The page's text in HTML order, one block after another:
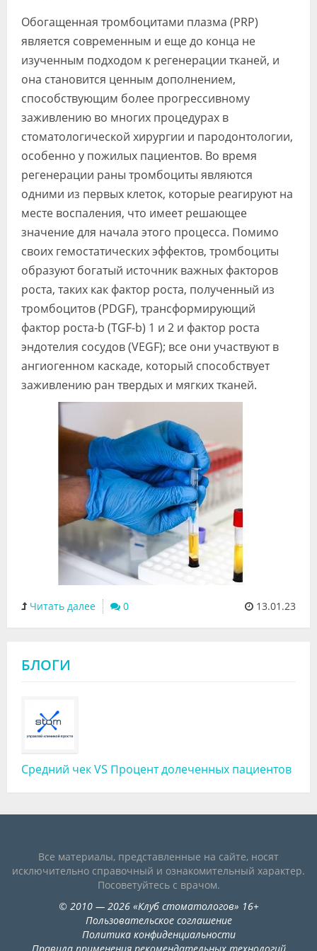
Форум
Клиники
Специалисты
Галерея
Блоги
Лаборатории
Обогащенная тромбоцитами плазма (PRP)
является современным и еще до конца не
изученным подходом к регенерации тканей, и
она становится ценным дополнением,
способствующим более прогрессивному
заживлению во многих процедурах в
стоматологической хирургии и пародонтологии,
особенно у пожилых пациентов. Во время
регенерации раны тромбоциты являются
одними из первых клеток, которые реагируют на
месте воспаления, что имеет решающее
значение для начала этого процесса. Помимо
своих гемостатических эффектов, тромбоциты
образуют богатый источник важных факторов
роста, таких как фактор роста, полученный из
тромбоцитов (PDGF), трансформирующий
фактор роста-b (TGF-b) 1 и 2 и фактор роста
эндотелия сосудов (VEGF); все они участвуют в
ангиогенном каскаде, который способствует
заживлению ран твердых и мягких тканей.
Читать далее 0 13.01.23
БЛОГИ
Средний чек VS Процент долеченных пациентов
Все материалы, представленные на сайте, носят
исключительно справочный и ознакомительный характер.
Посоветуйтесь с врачом.
© 2010— 2026«Клуб стоматологов» 16+
Пользовательское соглашение
Политика конфиденциальности
Правила применения рекомендательных технологий